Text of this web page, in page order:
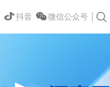
微信公众号
抖音